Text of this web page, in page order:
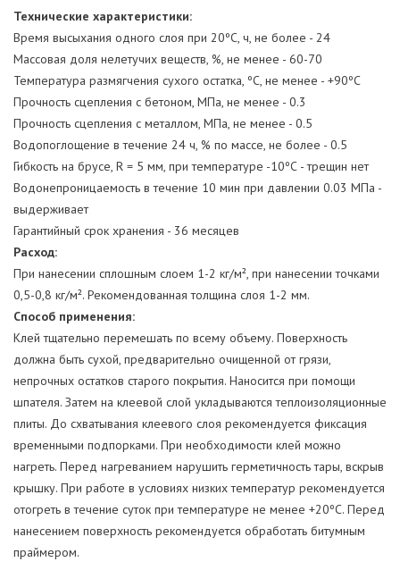
Технические характеристики:
Время высыхания одного слоя при 20ºС, ч, не более - 24
Массовая доля нелетучих веществ, %, не менее - 60-70
Температура размягчения сухого остатка, ºС, не менее - +90ºС
Прочность сцепления с бетоном, МПа, не менее - 0.3
Прочность сцепления с металлом, МПа, не менее - 0.5
Водопоглощение в течение 24 ч, % по массе, не более - 0.5
Гибкость на брусе, R = 5 мм, при температуре -10ºС - трещин нет
Водонепроницаемость в течение 10 мин при давлении 0.03 МПа -
выдерживает
Гарантийный срок хранения - 36 месяцев
Расход:
При нанесении сплошным слоем 1-2 кг/м², при нанесении точками
0,5-0,8 кг/м². Рекомендованная толщина слоя 1-2 мм.
Способ применения:
Клей тщательно перемешать по всему объему. Поверхность
должна быть сухой, предварительно очищенной от грязи,
непрочных остатков старого покрытия. Наносится при помощи
шпателя. Затем на клеевой слой укладываются теплоизоляционные
плиты. До схватывания клеевого слоя рекомендуется фиксация
временными подпорками. При необходимости клей можно
нагреть. Перед нагреванием нарушить герметичность тары, вскрыв
крышку. При работе в условиях низких температур рекомендуется
отогреть в течение суток при температуре не менее +20ºС. Перед
нанесением поверхность рекомендуется обработать битумным
праймером.